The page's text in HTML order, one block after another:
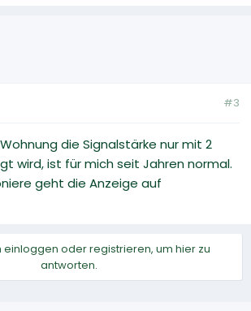
#3
die Signalstärke nur mit 2
wird, ist für mich seit Jahren normal.
geht die Anzeige auf
einloggen oder registrieren, um hier zu
antworten.